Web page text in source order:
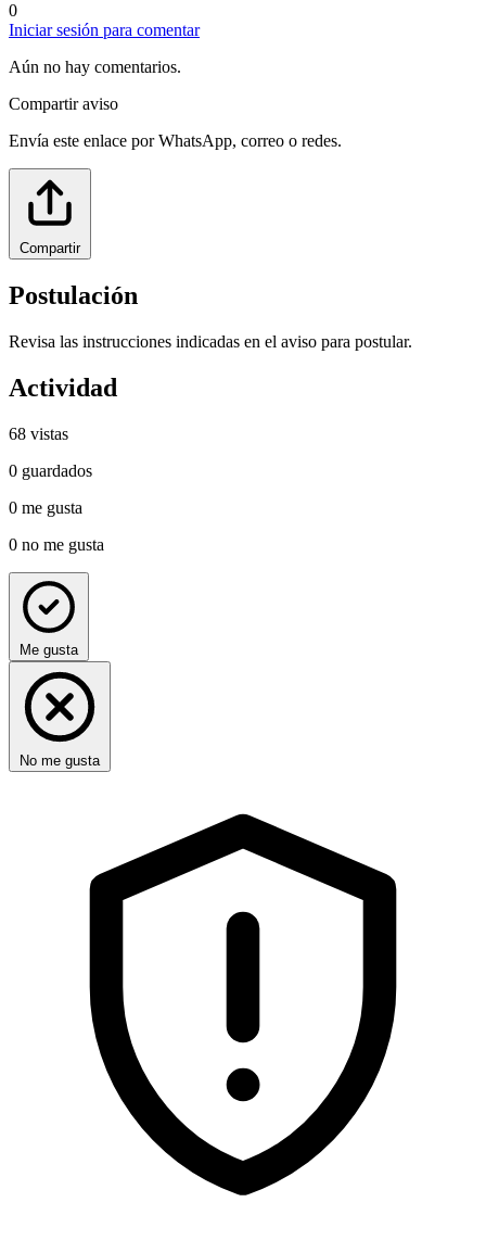
0
Iniciar sesión para comentar
Aún no hay comentarios.
Compartir aviso
Envía este enlace por WhatsApp, correo o redes.
Compartir
Postulación
Revisa las instrucciones indicadas en el aviso para postular.
Actividad
68 vistas
0 guardados
0 me gusta
0 no me gusta
Me gusta
No me gusta